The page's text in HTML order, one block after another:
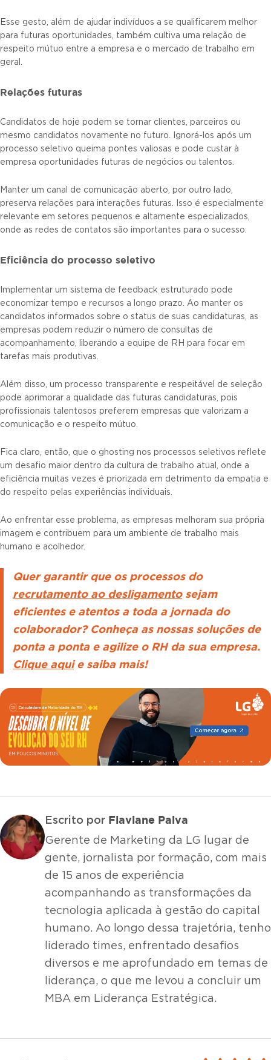
Esse gesto, além de ajudar indivíduos a se qualificarem melhor
para futuras oportunidades, também cultiva uma relação de
respeito mútuo entre a empresa e o mercado de trabalho em
geral.
Relações futuras
Candidatos de hoje podem se tornar clientes, parceiros ou
mesmo candidatos novamente no futuro. Ignorá-los após um
processo seletivo queima pontes valiosas e pode custar à
empresa oportunidades futuras de negócios ou talentos.
Manter um canal de comunicação aberto, por outro lado,
preserva relações para interações futuras. Isso é especialmente
relevante em setores pequenos e altamente especializados,
onde as redes de contatos são importantes para o sucesso.
Eficiência do processo seletivo
Implementar um sistema de feedback estruturado pode
economizar tempo e recursos a longo prazo. Ao manter os
candidatos informados sobre o status de suas candidaturas, as
empresas podem reduzir o número de consultas de
acompanhamento, liberando a equipe de RH para focar em
tarefas mais produtivas.
Além disso, um processo transparente e respeitável de seleção
pode aprimorar a qualidade das futuras candidaturas, pois
profissionais talentosos preferem empresas que valorizam a
comunicação e o respeito mútuo.
Fica claro, então, que o ghosting nos processos seletivos reflete
um desafio maior dentro da cultura de trabalho atual, onde a
eficiência muitas vezes é priorizada em detrimento da empatia e
do respeito pelas experiências individuais.
Ao enfrentar esse problema, as empresas melhoram sua própria
imagem e contribuem para um ambiente de trabalho mais
humano e acolhedor.
Quer garantir que os processos do
recrutamento ao desligamentosejam
eficientes e atentos a toda a jornada do
colaborador? Conheça as nossas soluções de
ponta a ponta e agilize o RH da sua empresa.
Clique aquie saiba mais!
Escrito por Flaviane Paiva
Gerente de Marketing da LG lugar de
gente, jornalista por formação, com mais
de 15 anos de experiência
acompanhando as transformações da
tecnologia aplicada à gestão do capital
humano. Ao longo dessa trajetória, tenho
liderado times, enfrentado desafios
diversos e me aprofundado em temas de
liderança, o que me levou a concluir um
MBA em Liderança Estratégica.